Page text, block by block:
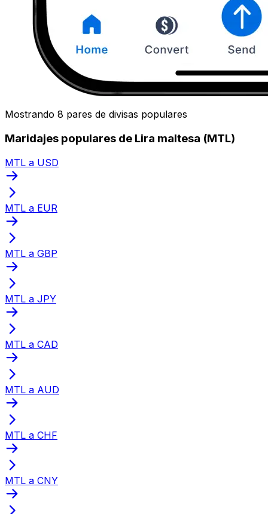
Mostrando 8 pares de divisas populares
Maridajes populares de Lira maltesa (MTL)
MTL a USD
MTL a EUR
MTL a GBP
MTL a JPY
MTL a CAD
MTL a AUD
MTL a CHF
MTL a CNY